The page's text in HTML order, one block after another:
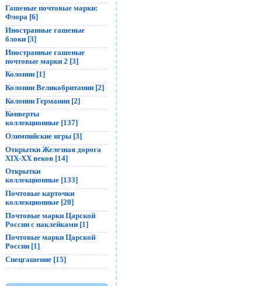
Гашеные почтовые марки:
Флора [6]
Иностранные гашеные
блоки [3]
Иностранные гашеные
почтовые марки 2 [3]
Колонии [1]
Колонии Великобритании [2]
Колонии Германии [2]
Конверты
коллекционные [137]
Олимпийские игры [3]
Открытки Железная дорога
XIX-XX веков [14]
Открытки
коллекционные [133]
Почтовые карточки
коллекционные [20]
Почтовые марки Царской
России с наклейками [1]
Почтовые марки Царской
России [1]
Спецгашение [15]